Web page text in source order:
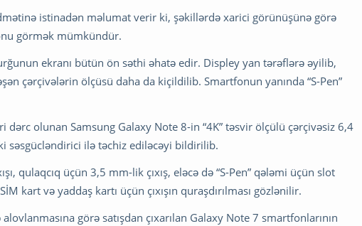
istinadən məlumat verir ki, şəkillərdə xarici görünüşünə görə
görmək mümkündür.
ekranı bütün ön səthi əhatə edir. Displey yan tərəflərə əyilib,
çərçivələrin ölçüsü daha da kiçildilib. Smartfonun yanında “S-Pen”
olunan Samsung Galaxy Note 8-in “4K” təsvir ölçülü çərçivəsiz 6,4
səsgücləndirici ilə təchiz ediləcəyi bildirilib.
qulaqcıq üçün 3,5 mm-lik çıxış, eləcə də “S-Pen” qələmi üçün slot
kart və yaddaş kartı üçün çıxışın quraşdırılması gözlənilir.
görə satışdan çıxarılan Galaxy Note 7 smartfonlarının